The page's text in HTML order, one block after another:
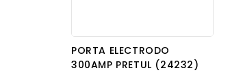
PORTA ELECTRODO
300AMP PRETUL (24232)